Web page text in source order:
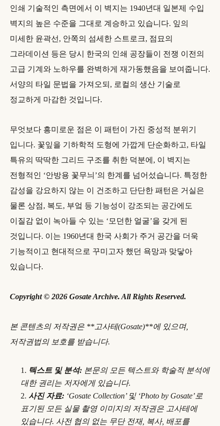
인쇄 기술적인 측면에서 이 벽지는 1940년대 일본제 수입
벽지의 높은 수준을 그대로 계승하고 있습니다. 잎의
미세한 윤곽선, 안쪽의 섬세한 스트로크, 점묘의
그라데이션 등은 당시 한국의 인쇄 공장들이 전쟁 이전의
고급 기계와 노하우를 완벽하게 재가동했음을 보여줍니다.
서양의 타일 문법을 가져오되, 로컬의 생산 기술로
정교하게 마감한 것입니다.
무엇보다 흥미로운 점은 이 패턴이 가진 중성적 분위기
입니다. 꽃잎을 기하학적 도형에 가깝게 단순화하고, 타일
특유의 딱딱한 그리드 구조를 취한 덕분에, 이 벽지는
전형적인 ‘안방용 꽃무늬’의 한계를 넘어섰습니다. 특정한
감성을 강요하지 않는 이 건조하고 단단한 패턴은 거실은
물론 상점, 복도, 부엌 등 기능성이 강조되는 공간에도
이질감 없이 녹아들 수 있는 ‘모던한 얼굴’을 갖게 된
것입니다. 이는 1960년대 한국 사회가 주거 공간을 더욱
기능적이고 현대적으로 꾸미고자 했던 욕망과 맞닿아
있습니다.
Copyright © 2026 Gosate Archive. All Rights Reserved.
본 콘텐츠의 저작권은 **고사테(Gosate)**에 있으며,
저작권법의 보호를 받습니다.
텍스트 및 분석: 본문의 모든 텍스트와 학술적 분석에
대한 권리는 저자에게 있습니다.
사진 자료: ‘Gosate Collection’ 및 ‘Photo by Gosate’로
표기된 모든 실물 촬영 이미지의 저작권은 고사테에
있습니다. 사전 협의 없는 무단 전재, 복사, 배포를